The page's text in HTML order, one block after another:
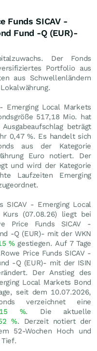
Funds SICAV -
Fund -Q (EUR)-
Der Fonds
Portfolio aus
aus Schwellenländern
Emerging Local Markets
517,18 Mio. hat
beträgt
0,47 %. Es handelt sich
aus der Kategorie
Euro notiert. Der
und wird der Kategorie
Laufzeiten Emerging
SICAV - Emerging Local
Kurs (07.08.26) liegt bei
Price Funds SICAV -
-Q (EUR)- mit der WKN
%gestiegen. Auf 7 Tage
Price Funds SICAV -
-Q (EUR)- mit der ISIN
Der Anstieg des
Local Markets Bond
seit dem 10.07.2026,
verzeichnet eine
%. Die aktuelle
%. Derzeit notiert der
52-Wochen Hoch und